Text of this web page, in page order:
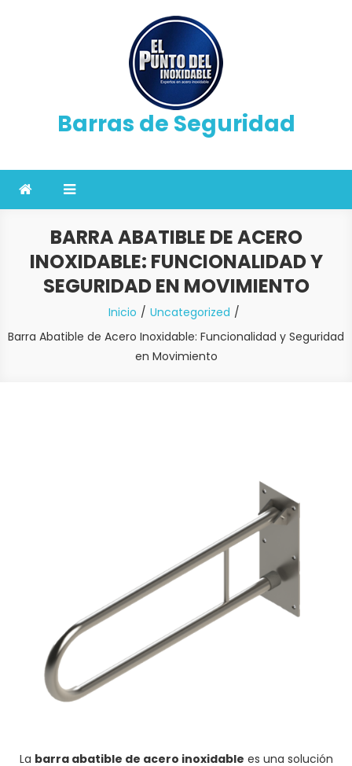
Barras de Seguridad
BARRA ABATIBLE DE ACERO
INOXIDABLE: FUNCIONALIDAD Y
SEGURIDAD EN MOVIMIENTO
Inicio
Uncategorized
Barra Abatible de Acero Inoxidable: Funcionalidad y Seguridad
en Movimiento
La barra abatible de acero inoxidable es una solución